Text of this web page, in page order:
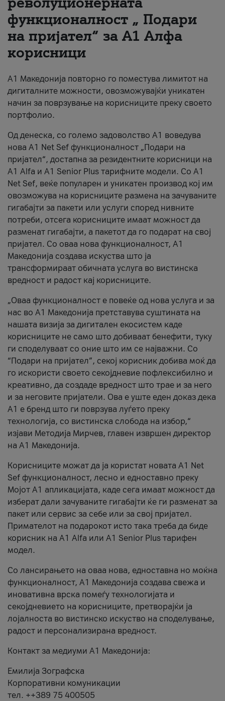
За нас
#ПодобарОнлајн
функционалност „ Подари
на пријател“ за А1 Алфа
корисници
А1 Македонија повторно го поместува лимитот на
дигиталните можности, овозможувајќи уникатен
начин за поврзување на корисниците преку своето
портфолио.
Од денеска, со големо задоволство А1 воведува
нова A1 Net Sef функционалност „Подари на
пријател“, достапна за резидентните корисници на
А1 Alfa и A1 Senior Plus тарифните модели. Со A1
Net Sef, веќе популарен и уникатен производ кој им
овозможува на корисниците размена на зачуваните
гигабајти за пакети или услуги според нивните
потреби, отсега корисниците имаат можност да
разменат гигабајти, а пакетот да го подарат на свој
пријател. Со оваа нова функционалност, А1
Македонија создава искуства што ја
трансформираат обичната услуга во вистинска
вредност и радост кај корисниците.
„Оваа функционалност е повеќе од нова услуга и за
нас во А1 Македонија претставува суштината на
нашата визија за дигитален екосистем каде
корисниците не само што добиваат бенефити, туку
ги споделуваат со оние што им се најважни. Со
“Подари на пријател”, секој корисник добива моќ да
го искористи своето секојдневие пофлексибилно и
креативно, да создаде вредност што трае и за него
и за неговите пријатели. Ова е уште еден доказ дека
А1 е бренд што ги поврзува луѓето преку
технологија, со вистинска слобода на избор,“
изјави Методија Мирчев, главен извршен директор
на А1 Македонија.
Корисниците можат да ја користат новата А1 Net
Sef функционалност, лесно и едноставно преку
Мојот А1 апликацијата, каде сега имаат можност да
изберат дали зачуваните гигабајти ќе ги разменат за
пакет или сервис за себе или за свој пријател.
Примателот на подарокот исто така треба да биде
корисник на А1 Alfa или A1 Senior Plus тарифен
модел.
Со лансирањето на оваа нова, едноставна но моќна
функционалност, А1 Македонија создава свежа и
иновативна врска помеѓу технологијата и
секојдневието на корисниците, претворајќи ја
лојалноста во вистинско искуство на споделување,
радост и персонализирана вредност.
Контакт за медиуми А1 Македонија:
Емилија Зографска
Корпоративни комуникации
тел. ++389 75 400505